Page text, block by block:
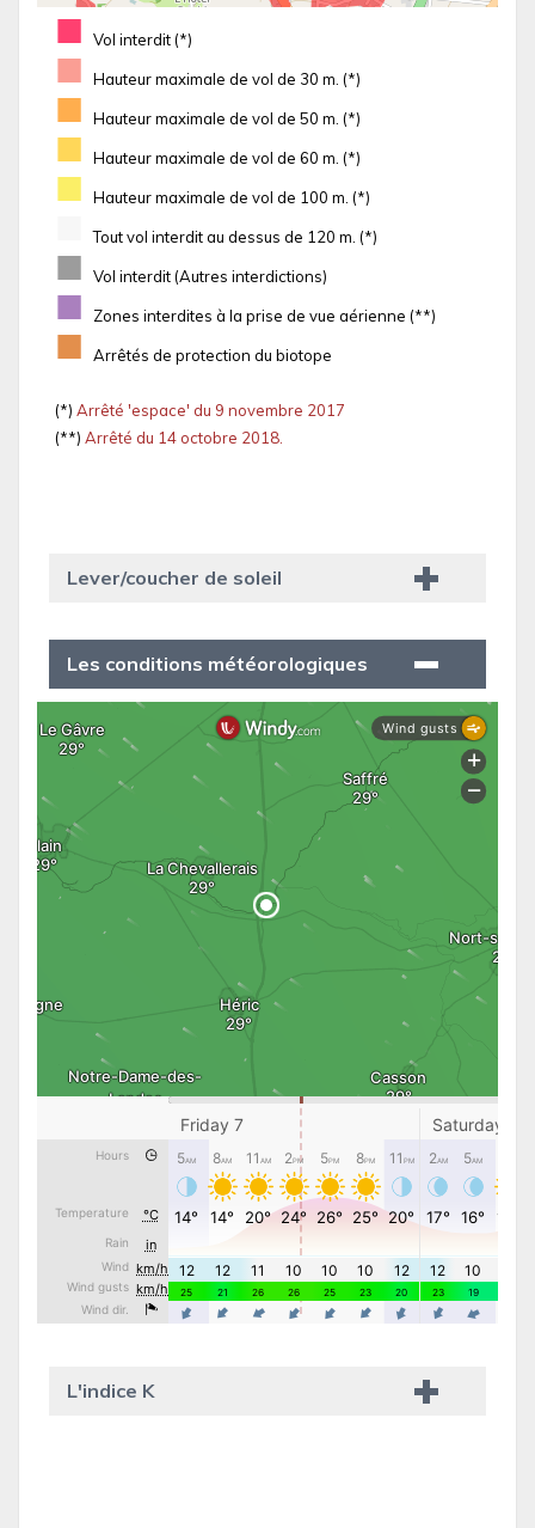
■ Vol interdit (*)
■ Hauteur maximale de vol de 30 m. (*)
■ Hauteur maximale de vol de 50 m. (*)
■ Hauteur maximale de vol de 60 m. (*)
■ Hauteur maximale de vol de 100 m. (*)
Tout vol interdit au dessus de 120 m. (*)
■ Vol interdit (Autres interdictions)
■ Zones interdites à la prise de vue aérienne (**)
■ Arrêtés de protection du biotope
(*) Arrêté 'espace' du 9 novembre 2017
(**) Arrêté du 14 octobre 2018.
Lever/coucher de soleil
Les conditions météorologiques
L'indice K